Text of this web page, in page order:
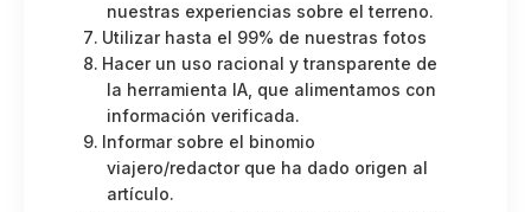
nuestras experiencias sobre el terreno.
Utilizar hasta el 99% de nuestras fotos
Hacer un uso racional y transparente de
la herramienta IA, que alimentamos con
información verificada.
Informar sobre el binomio
viajero/redactor que ha dado origen al
artículo.